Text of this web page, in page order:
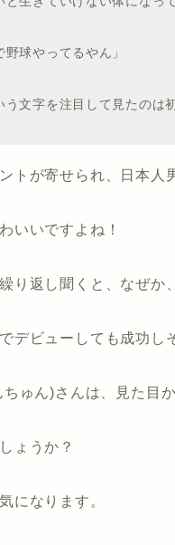
野球やってるやん」
う文字を注目して見たのは
トが寄せられ、日本人
いいですよね！
り返し聞くと、なぜか
デビューしても成功し
ゅん)さんは、見た目
ょうか？
になります。